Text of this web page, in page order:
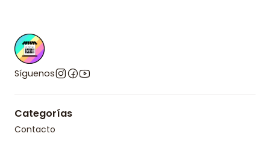
Síguenos
Categorías
Contacto